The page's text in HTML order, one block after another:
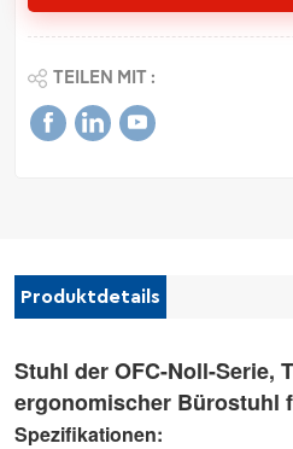
TEILEN MIT :
Produktdetails
Stuhl der OFC-Noll-Serie,
ergonomischer Bürostuhl
Spezifikationen: